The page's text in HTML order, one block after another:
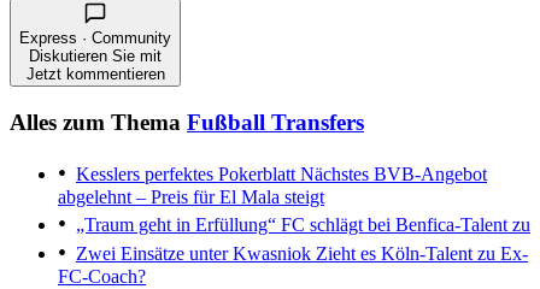
Express · Community
Diskutieren Sie mit
Jetzt kommentieren
Alles zum Thema Fußball Transfers
Kesslers perfektes Pokerblatt Nächstes BVB-Angebot
abgelehnt – Preis für El Mala steigt
„Traum geht in Erfüllung“ FC schlägt bei Benfica-Talent zu
Zwei Einsätze unter Kwasniok Zieht es Köln-Talent zu Ex-
FC-Coach?